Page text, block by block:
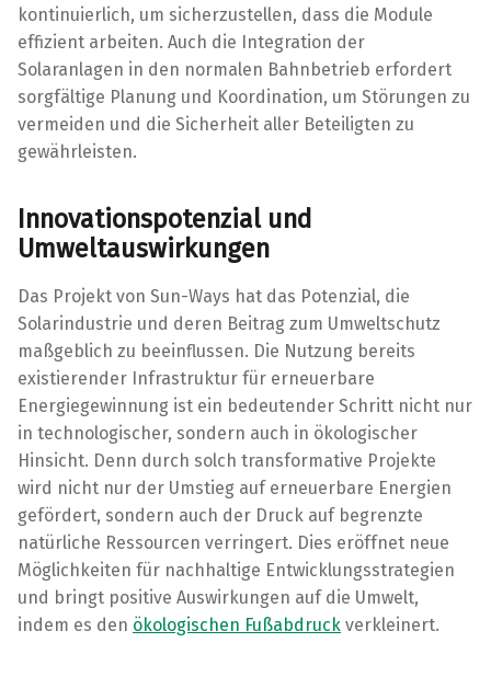
kontinuierlich, um sicherzustellen, dass die Module
effizient arbeiten. Auch die Integration der
Solaranlagen in den normalen Bahnbetrieb erfordert
sorgfältige Planung und Koordination, um Störungen zu
vermeiden und die Sicherheit aller Beteiligten zu
gewährleisten.
Innovationspotenzial und
Umweltauswirkungen
Das Projekt von Sun-Ways hat das Potenzial, die
Solarindustrie und deren Beitrag zum Umweltschutz
maßgeblich zu beeinflussen. Die Nutzung bereits
existierender Infrastruktur für erneuerbare
Energiegewinnung ist ein bedeutender Schritt nicht nur
in technologischer, sondern auch in ökologischer
Hinsicht. Denn durch solch transformative Projekte
wird nicht nur der Umstieg auf erneuerbare Energien
gefördert, sondern auch der Druck auf begrenzte
natürliche Ressourcen verringert. Dies eröffnet neue
Möglichkeiten für nachhaltige Entwicklungsstrategien
und bringt positive Auswirkungen auf die Umwelt,
indem es den ökologischen Fußabdruck verkleinert.